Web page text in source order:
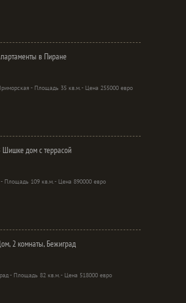
в Пиране
- Площадь 35 кв.м. - Цена 255000 евро
Шишке дом с террасой
Площадь 109 кв.м. - Цена 890000 евро
2 комнаты, Бежиград
- Площадь 82 кв.м. - Цена 518000 евро